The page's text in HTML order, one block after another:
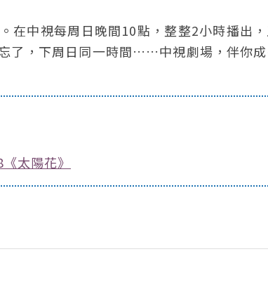
在中視每周日晚間10點，整整2小時播出
，下周日同一時間……中視劇場，伴你成
太陽花》